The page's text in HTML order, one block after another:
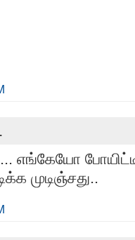
எங்கேயோ
முடிஞ்சது..